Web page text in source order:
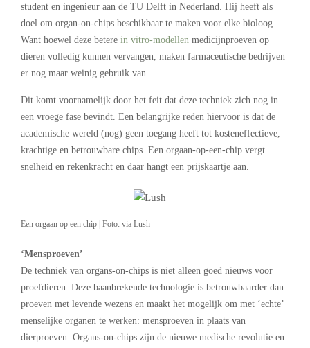
student en ingenieur aan de TU Delft in Nederland. Hij heeft als
doel om organ-on-chips beschikbaar te maken voor elke bioloog.
Want hoewel deze betere in vitro-modellen medicijnproeven op
dieren volledig kunnen vervangen, maken farmaceutische bedrijven
er nog maar weinig gebruik van.
Dit komt voornamelijk door het feit dat deze techniek zich nog in
een vroege fase bevindt. Een belangrijke reden hiervoor is dat de
academische wereld (nog) geen toegang heeft tot kosteneffectieve,
krachtige en betrouwbare chips. Een orgaan-op-een-chip vergt
snelheid en rekenkracht en daar hangt een prijskaartje aan.
Een orgaan op een chip | Foto: via Lush
‘Mensproeven’
De techniek van organs-on-chips is niet alleen goed nieuws voor
proefdieren. Deze baanbrekende technologie is betrouwbaarder dan
proeven met levende wezens en maakt het mogelijk om met ‘echte’
menselijke organen te werken: mensproeven in plaats van
dierproeven. Organs-on-chips zijn de nieuwe medische revolutie en